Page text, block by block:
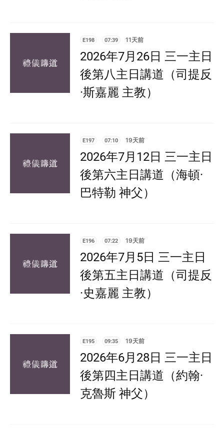
E198 07:39 11天前
2026年7月26日 三一主日
後第八主日講道（司提反
·斯嘉麗 主教）
E197 07:10 19天前
2026年7月12日 三一主日
後第六主日講道（海頓·
巴特勒 神父）
E196 07:22 19天前
2026年7月5日 三一主日
後第五主日講道（司提反
·史嘉麗 主教）
E195 09:35 19天前
2026年6月28日 三一主日
後第四主日講道（約翰·
克魯斯 神父）